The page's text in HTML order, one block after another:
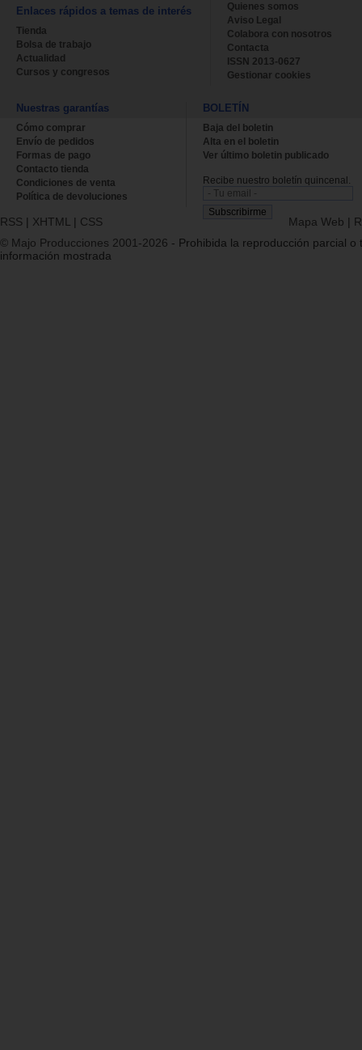
Enlaces rápidos a temas de interés
Tienda
Bolsa de trabajo
Actualidad
Cursos y congresos
Quienes somos
Aviso Legal
Colabora con nosotros
Contacta
ISSN 2013-0627
Gestionar cookies
Nuestras garantías
Cómo comprar
Envío de pedidos
Formas de pago
Contacto tienda
Condiciones de venta
Política de devoluciones
BOLETÍN
Baja del boletin
Alta en el boletin
Ver último boletin publicado
Recibe nuestro boletín quincenal.
RSS | XHTML | CSS Mapa Web |
© Majo Producciones 2001-2026 - Prohibida la reproducción parcial o
información mostrada